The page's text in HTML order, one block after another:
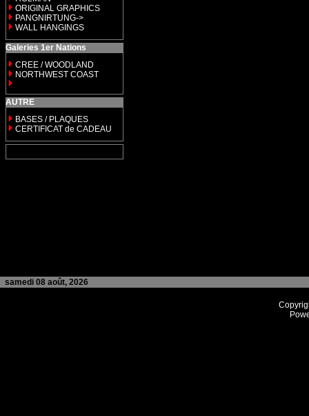
ORIGINAL GRAPHICS
PANGNIRTUNG->
WALL HANGINGS
Galeries 1er Nations
CREE / WOODLAND
NORTHWEST COAST
AUTRE
BASES / PLAQUES
CERTIFICAT de CADEAU
samedi 08 août, 2026